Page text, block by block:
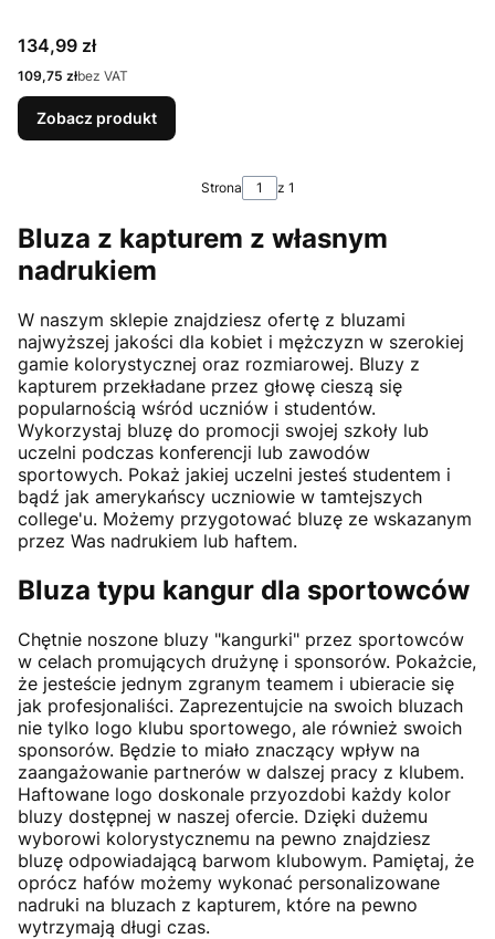
Cena
134,99 zł
Cena
109,75 złbez VAT
Zobacz produkt
Strona z 1
Bluza z kapturem z własnym
nadrukiem
W naszym sklepie znajdziesz ofertę z bluzami
najwyższej jakości dla kobiet i mężczyzn w szerokiej
gamie kolorystycznej oraz rozmiarowej. Bluzy z
kapturem przekładane przez głowę cieszą się
popularnością wśród uczniów i studentów.
Wykorzystaj bluzę do promocji swojej szkoły lub
uczelni podczas konferencji lub zawodów
sportowych. Pokaż jakiej uczelni jesteś studentem i
bądź jak amerykańscy uczniowie w tamtejszych
college'u. Możemy przygotować bluzę ze wskazanym
przez Was nadrukiem lub haftem.
Bluza typu kangur dla sportowców
Chętnie noszone bluzy "kangurki" przez sportowców
w celach promujących drużynę i sponsorów. Pokażcie,
że jesteście jednym zgranym teamem i ubieracie się
jak profesjonaliści. Zaprezentujcie na swoich bluzach
nie tylko logo klubu sportowego, ale również swoich
sponsorów. Będzie to miało znaczący wpływ na
zaangażowanie partnerów w dalszej pracy z klubem.
Haftowane logo doskonale przyozdobi każdy kolor
bluzy dostępnej w naszej ofercie. Dzięki dużemu
wyborowi kolorystycznemu na pewno znajdziesz
bluzę odpowiadającą barwom klubowym. Pamiętaj, że
oprócz hafów możemy wykonać personalizowane
nadruki na bluzach z kapturem, które na pewno
wytrzymają długi czas.